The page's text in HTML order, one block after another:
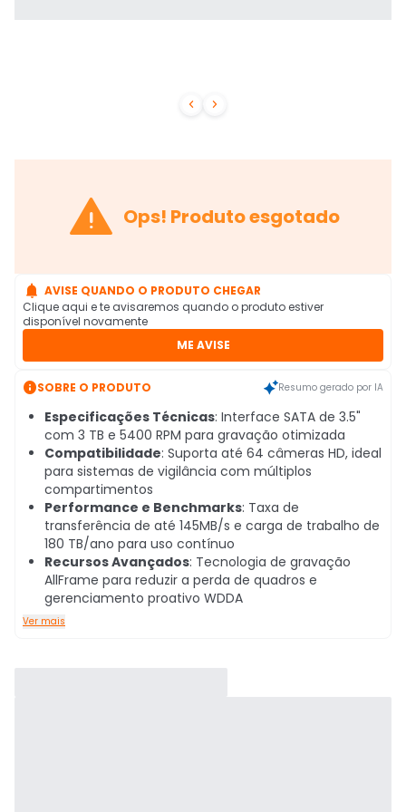
 
 Ops! Produto esgotado
 AVISE QUANDO O PRODUTO CHEGAR
Clique aqui e te avisaremos quando o produto estiver
disponível novamente
ME AVISE
SOBRE O PRODUTO Resumo gerado por IA
Especificações Técnicas: Interface SATA de 3.5"
com 3 TB e 5400 RPM para gravação otimizada
Compatibilidade: Suporta até 64 câmeras HD, ideal
para sistemas de vigilância com múltiplos
compartimentos
Performance e Benchmarks: Taxa de
transferência de até 145MB/s e carga de trabalho de
180 TB/ano para uso contínuo
Recursos Avançados: Tecnologia de gravação
AllFrame para reduzir a perda de quadros e
gerenciamento proativo WDDA
Ver mais